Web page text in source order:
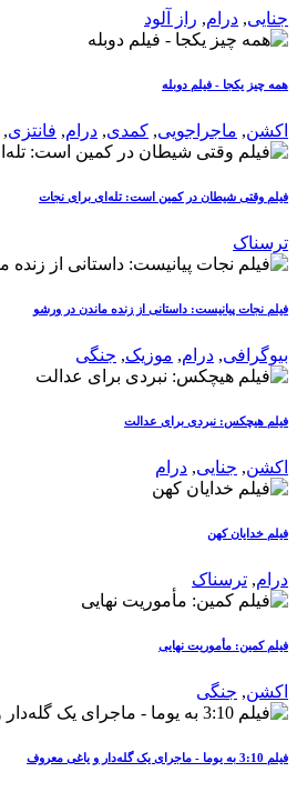
جنایی, درام, راز آلود
همه چیز یکجا - فیلم دوبله
اکشن, ماجراجویی, کمدی, درام, فانتزی,
فیلم وقتی شیطان در کمین است: تله‌ای برای نجات
ترسناک
فیلم نجات پیانیست: داستانی از زنده ماندن در ورشو
بیوگرافی, درام, موزیک, جنگی
فیلم هیچکس: نبردی برای عدالت
اکشن, جنایی, درام
فیلم خدایان کهن
درام, ترسناک
فیلم کمین: مأموریت نهایی
اکشن, جنگی
فیلم 3:10 به یوما - ماجرای یک گله‌دار و یاغی معروف